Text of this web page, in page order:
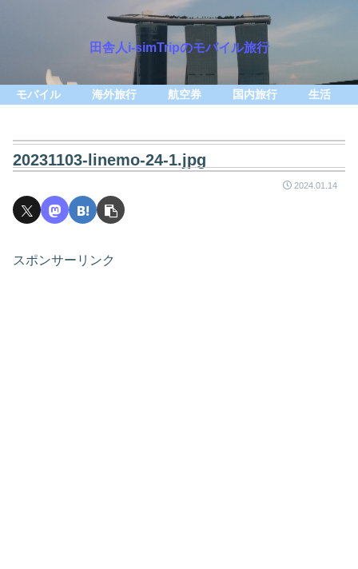
田舎人i-simTripのモバイル旅行
モバイル 海外旅行 航空券 国内旅行 生活
20231103-linemo-24-1.jpg
2024.01.14
スポンサーリンク